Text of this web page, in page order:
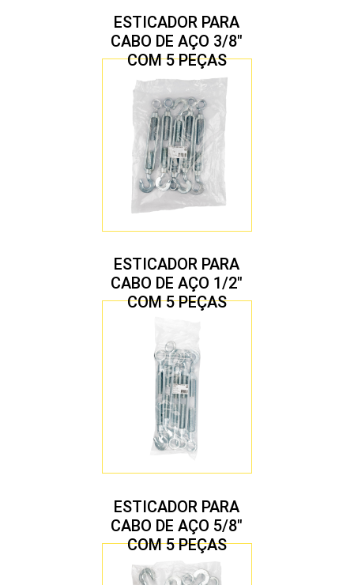
ESTICADOR PARA
CABO DE AÇO 3/8″
COM 5 PEÇAS
ESTICADOR PARA
CABO DE AÇO 1/2″
COM 5 PEÇAS
ESTICADOR PARA
CABO DE AÇO 5/8″
COM 5 PEÇAS